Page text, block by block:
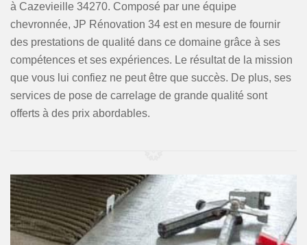
à Cazevieille 34270. Composé par une équipe
chevronnée, JP Rénovation 34 est en mesure de fournir
des prestations de qualité dans ce domaine grâce à ses
compétences et ses expériences. Le résultat de la mission
que vous lui confiez ne peut être que succès. De plus, ses
services de pose de carrelage de grande qualité sont
offerts à des prix abordables.